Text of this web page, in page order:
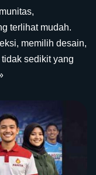
terlihat mudah.
memilih desain,
sedikit yang